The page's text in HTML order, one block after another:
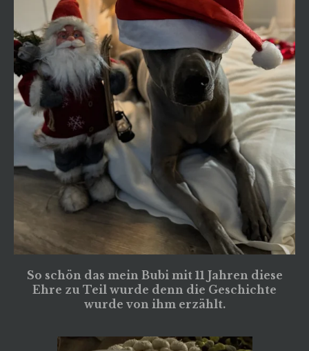
So schön das mein Bubi mit 11 Jahren diese
Ehre zu Teil wurde denn die Geschichte
wurde von ihm erzählt.